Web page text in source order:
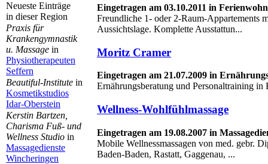
Neueste Einträge
in dieser Region
Praxis für
Krankengymnastik
u. Massage in
Physiotherapeuten
Seffern
Beautiful-Institute in
Kosmetikstudios
Idar-Oberstein
Kerstin Bartzen,
Charisma Fuß- und
Wellness Studio in
Massagedienste
Wincheringen
Eingetragen am 03.10.2011 in
Freundliche 1- oder 2-Raum-Appartements
Aussichtslage. Komplette Ausstattun...
Moritz Cramer
Eingetragen am 21.07.2009 in
Ernährungsberatung und Personaltraining in
Wellness-Wohlfühlmassage
Eingetragen am 19.08.2007 in
Mobile Wellnessmassagen von med. gebr.
Baden-Baden, Rastatt, Gaggenau, ...